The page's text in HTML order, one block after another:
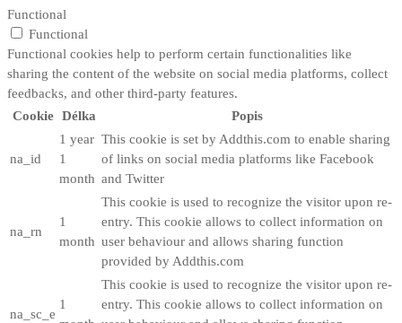
Functional
Functional
Functional cookies help to perform certain functionalities like
sharing the content of the website on social media platforms, collect
feedbacks, and other third-party features.
Cookie Délka Popis
na_id
1 year
1
month
This cookie is set by Addthis.com to enable sharing
of links on social media platforms like Facebook
and Twitter
na_rn
1
month
This cookie is used to recognize the visitor upon re-
entry. This cookie allows to collect information on
user behaviour and allows sharing function
provided by Addthis.com
na_sc_e
1
This cookie is used to recognize the visitor upon re-
entry. This cookie allows to collect information on